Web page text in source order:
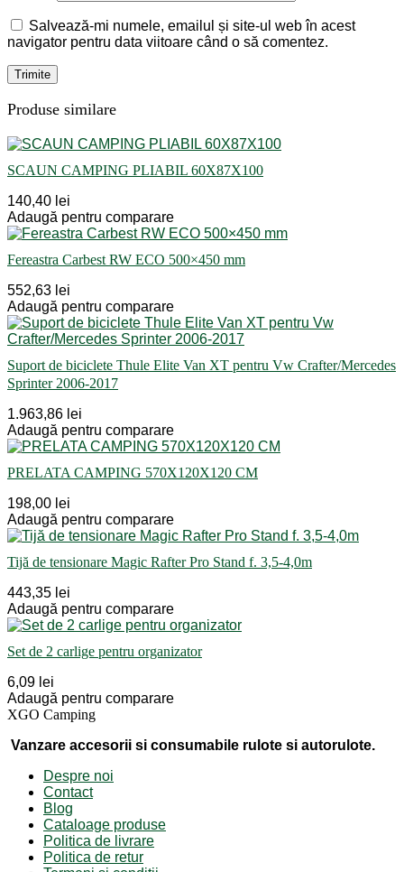
Salvează-mi numele, emailul și site-ul web în acest
navigator pentru data viitoare când o să comentez.
Produse similare
SCAUN CAMPING PLIABIL 60X87X100
140,40 lei
Adaugă pentru comparare
Fereastra Carbest RW ECO 500×450 mm
552,63 lei
Adaugă pentru comparare
Suport de biciclete Thule Elite Van XT pentru Vw Crafter/Mercedes
Sprinter 2006-2017
1.963,86 lei
Adaugă pentru comparare
PRELATA CAMPING 570X120X120 CM
198,00 lei
Adaugă pentru comparare
Tijă de tensionare Magic Rafter Pro Stand f. 3,5-4,0m
443,35 lei
Adaugă pentru comparare
Set de 2 carlige pentru organizator
6,09 lei
Adaugă pentru comparare
XGO Camping
Vanzare accesorii si consumabile rulote si autorulote.
Despre noi
Contact
Blog
Cataloage produse
Politica de livrare
Politica de retur